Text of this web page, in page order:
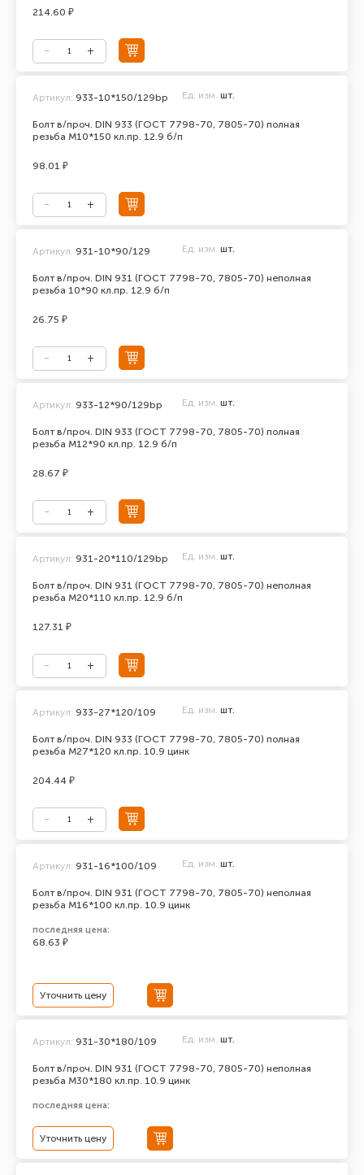
214.60 ₽
Болт в/проч. DIN 933 (ГОСТ 7798-70, 7805-70) полная
резьба М10*150 кл.пр. 12.9 б/п
Артикул: 933-10*150/129bp Ед. изм. шт.
98.01 ₽
Болт в/проч. DIN 931 (ГОСТ 7798-70, 7805-70) неполная
резьба 10*90 кл.пр. 12.9 б/п
Артикул: 931-10*90/129 Ед. изм. шт.
26.75 ₽
Болт в/проч. DIN 933 (ГОСТ 7798-70, 7805-70) полная
резьба М12*90 кл.пр. 12.9 б/п
Артикул: 933-12*90/129bp Ед. изм. шт.
28.67 ₽
Болт в/проч. DIN 931 (ГОСТ 7798-70, 7805-70) неполная
резьба М20*110 кл.пр. 12.9 б/п
Артикул: 931-20*110/129bp Ед. изм. шт.
127.31 ₽
Болт в/проч. DIN 933 (ГОСТ 7798-70, 7805-70) полная
резьба М27*120 кл.пр. 10.9 цинк
Артикул: 933-27*120/109 Ед. изм. шт.
204.44 ₽
Болт в/проч. DIN 931 (ГОСТ 7798-70, 7805-70) неполная
резьба М16*100 кл.пр. 10.9 цинк
Артикул: 931-16*100/109 Ед. изм. шт.
последняя цена:
68.63 ₽
Уточнить цену
Болт в/проч. DIN 931 (ГОСТ 7798-70, 7805-70) неполная
резьба М30*180 кл.пр. 10.9 цинк
Артикул: 931-30*180/109 Ед. изм. шт.
последняя цена:
Уточнить цену